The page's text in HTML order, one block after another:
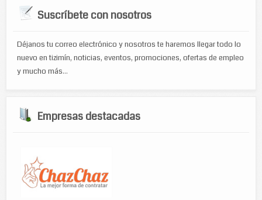
Suscríbete con nosotros
Déjanos tu correo electrónico y nosotros te haremos llegar todo lo
nuevo en tizimín, noticias, eventos, promociones, ofertas de empleo
y mucho más...
Empresas destacadas